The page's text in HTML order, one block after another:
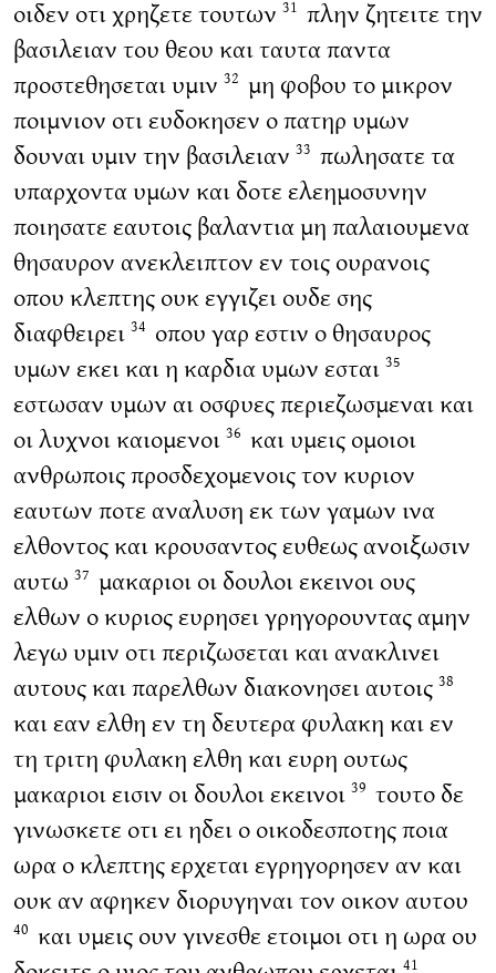
οιδεν οτι χρηζετε τουτων 31 πλην ζητειτε την
βασιλειαν του θεου και ταυτα παντα
προστεθησεται υμιν 32 μη φοβου το μικρον
ποιμνιον οτι ευδοκησεν ο πατηρ υμων
δουναι υμιν την βασιλειαν 33 πωλησατε τα
υπαρχοντα υμων και δοτε ελεημοσυνην
ποιησατε εαυτοις βαλαντια μη παλαιουμενα
θησαυρον ανεκλειπτον εν τοις ουρανοις
οπου κλεπτης ουκ εγγιζει ουδε σης
διαφθειρει 34 οπου γαρ εστιν ο θησαυρος
υμων εκει και η καρδια υμων εσται 35
εστωσαν υμων αι οσφυες περιεζωσμεναι και
οι λυχνοι καιομενοι 36 και υμεις ομοιοι
ανθρωποις προσδεχομενοις τον κυριον
εαυτων ποτε αναλυση εκ των γαμων ινα
ελθοντος και κρουσαντος ευθεως ανοιξωσιν
αυτω 37 μακαριοι οι δουλοι εκεινοι ους
ελθων ο κυριος ευρησει γρηγορουντας αμην
λεγω υμιν οτι περιζωσεται και ανακλινει
αυτους και παρελθων διακονησει αυτοις 38
και εαν ελθη εν τη δευτερα φυλακη και εν
τη τριτη φυλακη ελθη και ευρη ουτως
μακαριοι εισιν οι δουλοι εκεινοι 39 τουτο δε
γινωσκετε οτι ει ηδει ο οικοδεσποτης ποια
ωρα ο κλεπτης ερχεται εγρηγορησεν αν και
ουκ αν αφηκεν διορυγηναι τον οικον αυτου
40 και υμεις ουν γινεσθε ετοιμοι οτι η ωρα ου
41